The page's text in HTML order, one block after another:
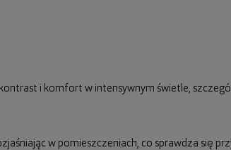
i komfort w intensywnym świetle,
w pomieszczeniach, co sprawdza się